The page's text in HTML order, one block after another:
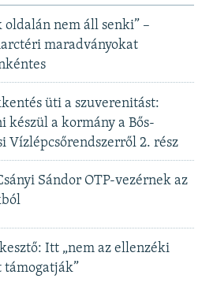
oldalán nem áll senki” –
maradványokat
üti a szuverenitást:
készül a kormány a Bős-
Vízlépcsőrendszerről 2. rész
Sándor OTP-vezérnek az
Itt „nem az ellenzéki
támogatják”